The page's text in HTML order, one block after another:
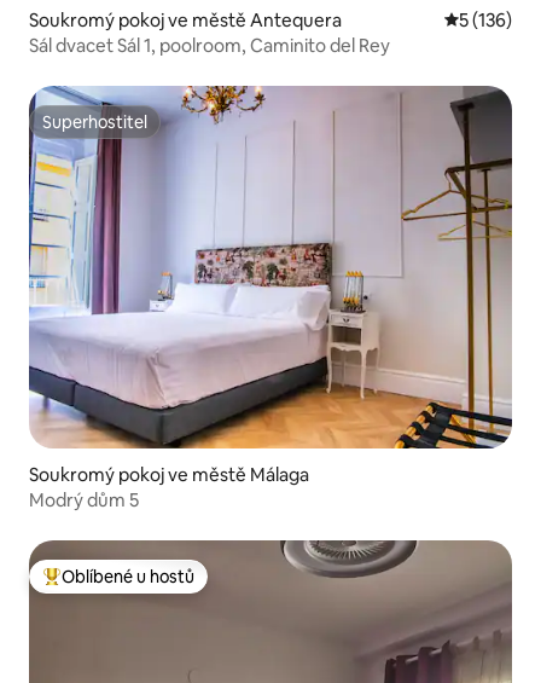
Soukromý pokoj ve městě Antequera Průměrné
5 (136)
Sál dvacet Sál 1, poolroom, Caminito del Rey
Superhostitel
Superhostitel
Soukromý pokoj ve městě Málaga
Modrý dům 5
Nejlepší v kategorii Oblíbené u hostů
Oblíbené u hostů